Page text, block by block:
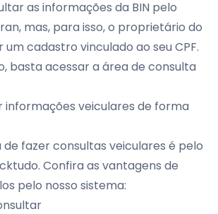
as informações da BIN pelo
mas, para isso, o proprietário do
cadastro vinculado ao seu CPF.
basta acessar a área de consulta
informações veiculares de forma
fazer consultas veiculares é pelo
Confira as vantagens de
pelo nosso sistema: